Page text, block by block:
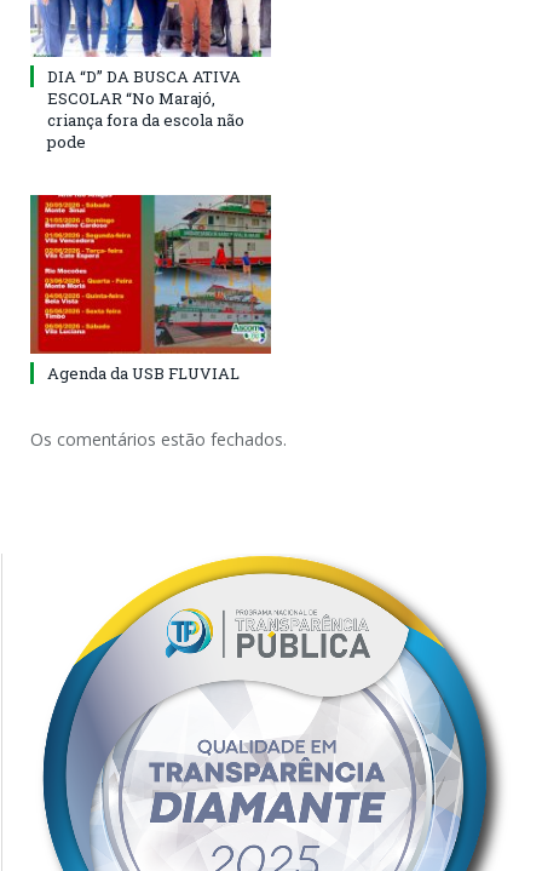
DIA “D” DA BUSCA ATIVA
ESCOLAR “No Marajó,
criança fora da escola não
pode
Agenda da USB FLUVIAL
Os comentários estão fechados.